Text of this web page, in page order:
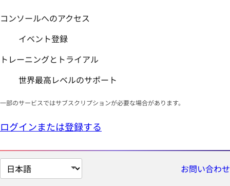
コンソールへのアクセス
イベント登録
トレーニングとトライアル
世界最高レベルのサポート
一部のサービスではサブスクリプションが必要な場合があります。
ログインまたは登録する
ペ
ー
お問い合わせ